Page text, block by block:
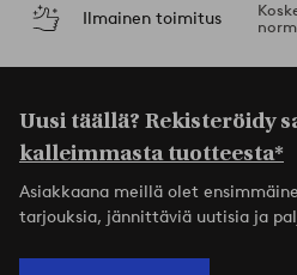
Ilmainen toimitus
Uusi täällä? Rekisteröidy
kalleimmasta tuotteesta*
Asiakkaana meillä olet
tarjouksia, jännittäviä uutisia ja